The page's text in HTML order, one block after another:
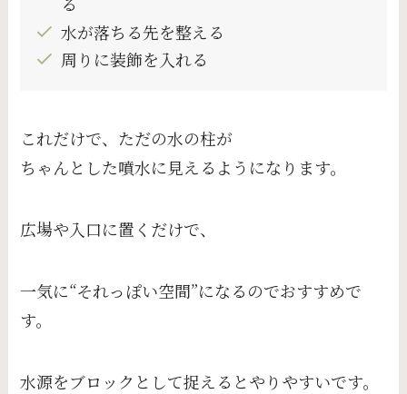
水が落ちる先を整える
周りに装飾を入れる
これだけで、ただの水の柱が
ちゃんとした噴水に見えるようになります。
広場や入口に置くだけで、
一気に“それっぽい空間”になるのでおすすめで
す。
水源をブロックとして捉えるとやりやすいです。